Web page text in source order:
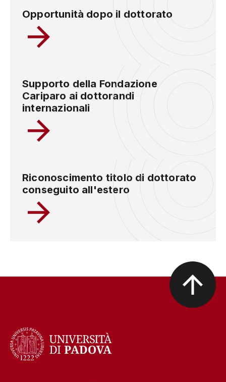
Opportunità dopo il dottorato
Supporto della Fondazione
Cariparo ai dottorandi
internazionali
Riconoscimento titolo di dottorato
conseguito all'estero